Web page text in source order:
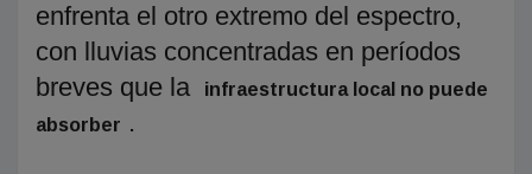
enfrenta el otro extremo del espectro,
con lluvias concentradas en períodos
breves que la
infraestructura local no puede
absorber .